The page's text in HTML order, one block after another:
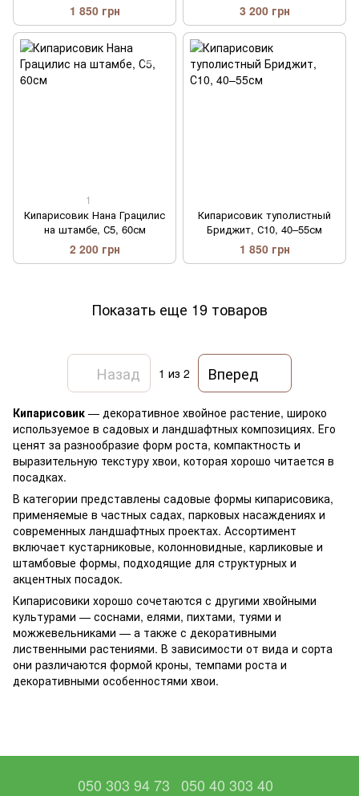
1 850 грн 3 200 грн
1
Кипарисовик Нана Грацилис
на штамбе, С5, 60см
2 200 грн
Кипарисовик туполистный
Бриджит, С10, 40–55см
1 850 грн
Показать еще 19 товаров
Назад 1 из 2 Вперед
Кипарисовик — декоративное хвойное растение, широко
используемое в садовых и ландшафтных композициях. Его
ценят за разнообразие форм роста, компактность и
выразительную текстуру хвои, которая хорошо читается в
посадках.
В категории представлены садовые формы кипарисовика,
применяемые в частных садах, парковых насаждениях и
современных ландшафтных проектах. Ассортимент
включает кустарниковые, колонновидные, карликовые и
штамбовые формы, подходящие для структурных и
акцентных посадок.
Кипарисовики хорошо сочетаются с другими хвойными
культурами — соснами, елями, пихтами, туями и
можжевельниками — а также с декоративными
лиственными растениями. В зависимости от вида и сорта
они различаются формой кроны, темпами роста и
декоративными особенностями хвои.
050 303 94 73 050 40 303 40